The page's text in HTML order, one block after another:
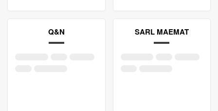
Q&N SARL MAEMAT